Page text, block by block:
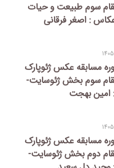
سوم طبیعت و حیات
: اصغر فرقانی
مسابقه عکس ژئوپارک
سوم بخش ژئوسایت-
بهجت
مسابقه عکس ژئوپارک
دوم بخش ژئوسایت-